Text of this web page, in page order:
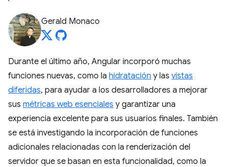
Gerald Monaco
Durante el último año, Angular incorporó muchas
funciones nuevas, como la hidratación y las vistas
diferidas, para ayudar a los desarrolladores a mejorar
sus métricas web esenciales y garantizar una
experiencia excelente para sus usuarios finales. También
se está investigando la incorporación de funciones
adicionales relacionadas con la renderización del
servidor que se basan en esta funcionalidad, como la